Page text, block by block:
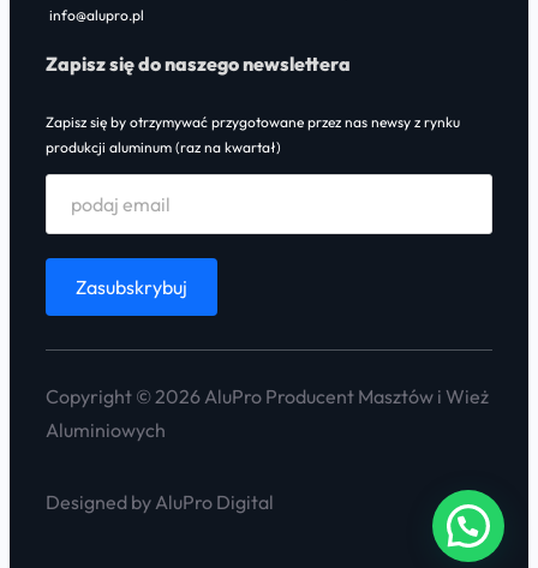
info@alupro.pl
Zapisz się do naszego newslettera
Zapisz się by otrzymywać przygotowane przez nas newsy z rynku
produkcji aluminum (raz na kwartał)
Copyright © 2026 AluPro Producent Masztów i Wież
Aluminiowych
Designed by AluPro Digital